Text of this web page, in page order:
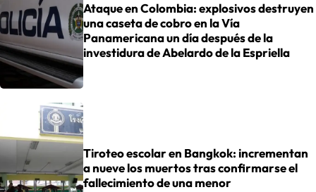
Ataque en Colombia: explosivos destruyen
una caseta de cobro en la Vía
Panamericana un día después de la
investidura de Abelardo de la Espriella
Tiroteo escolar en Bangkok: incrementan
a nueve los muertos tras confirmarse el
fallecimiento de una menor